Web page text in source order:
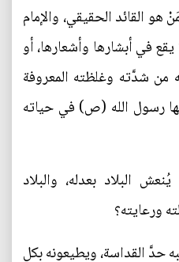
القائد الحقيقي، والإمام
يقع في أبشارها وأشعارها، أو
من شدَّته وغلظته المعروفة
رسول الله (ص) في حياته
البلاد بعدله، والبلاد
ورعايته؟
حدَّ القداسة، ويطيعونه بكل